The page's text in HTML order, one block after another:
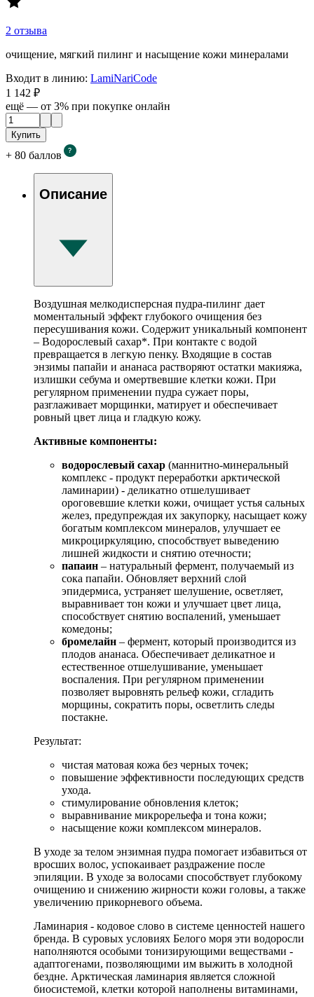
2 отзыва
очищение, мягкий пилинг и насыщение кожи минералами
Входит в линию: LamiNariCode
1 142 ₽
ещё — от 3% при покупке онлайн
Купить
+ 80 баллов
Описание
Воздушная мелкодисперсная пудра-пилинг дает
моментальный эффект глубокого очищения без
пересушивания кожи. Содержит уникальный компонент
– Водорослевый сахар*. При контакте с водой
превращается в легкую пенку. Входящие в состав
энзимы папайи и ананаса растворяют остатки макияжа,
излишки себума и омертвевшие клетки кожи. При
регулярном применении пудра сужает поры,
разглаживает морщинки, матирует и обеспечивает
ровный цвет лица и гладкую кожу.
Активные компоненты:
водорослевый сахар (маннитно-минеральный
комплекс - продукт переработки арктической
ламинарии) - деликатно отшелушивает
ороговевшие клетки кожи, очищает устья сальных
желез, предупреждая их закупорку, насыщает кожу
богатым комплексом минералов, улучшает ее
микроциркуляцию, способствует выведению
лишней жидкости и снятию отечности;
папаин – натуральный фермент, получаемый из
сока папайи. Обновляет верхний слой
эпидермиса, устраняет шелушение, осветляет,
выравнивает тон кожи и улучшает цвет лица,
способствует снятию воспалений, уменьшает
комедоны;
бромелайн – фермент, который производится из
плодов ананаса. Обеспечивает деликатное и
естественное отшелушивание, уменьшает
воспаления. При регулярном применении
позволяет выровнять рельеф кожи, сгладить
морщины, сократить поры, осветлить следы
постакне.
Результат:
чистая матовая кожа без черных точек;
повышение эффективности последующих средств
ухода.
стимулирование обновления клеток;
выравнивание микрорельефа и тона кожи;
насыщение кожи комплексом минералов.
В уходе за телом энзимная пудра помогает избавиться от
вросших волос, успокаивает раздражение после
эпиляции. В уходе за волосами способствует глубокому
очищению и снижению жирности кожи головы, а также
увеличению прикорневого объема.
Ламинария - кодовое слово в системе ценностей нашего
бренда. В суровых условиях Белого моря эти водоросли
наполняются особыми тонизирующими веществами -
адаптогенами, позволяющими им выжить в холодной
бездне. Арктическая ламинария является сложной
биосистемой, клетки которой наполнены витаминами,